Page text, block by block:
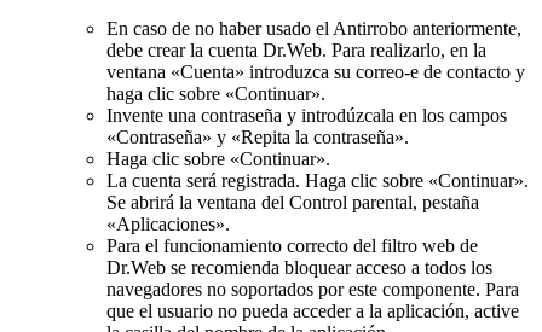
En caso de no haber usado el Antirrobo anteriormente,
debe crear la cuenta Dr.Web. Para realizarlo, en la
ventana «Cuenta» introduzca su correo-e de contacto y
haga clic sobre «Continuar».
Invente una contraseña y introdúzcala en los campos
«Contraseña» y «Repita la contraseña».
Haga clic sobre «Continuar».
La cuenta será registrada. Haga clic sobre «Continuar».
Se abrirá la ventana del Control parental, pestaña
«Aplicaciones».
Para el funcionamiento correcto del filtro web de
Dr.Web se recomienda bloquear acceso a todos los
navegadores no soportados por este componente. Para
que el usuario no pueda acceder a la aplicación, active